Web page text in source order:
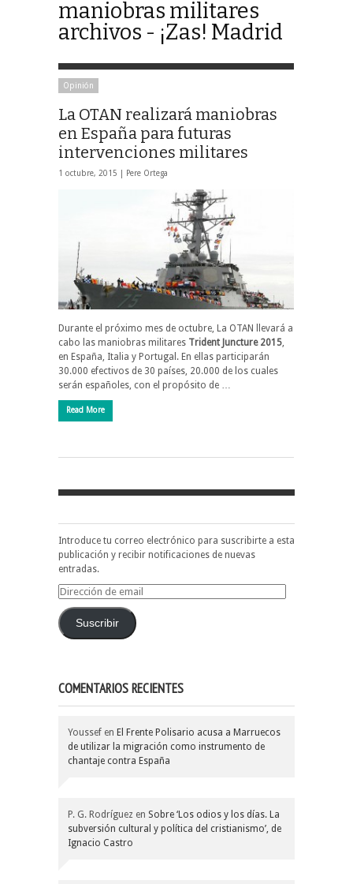
maniobras militares
archivos - ¡Zas! Madrid
Opinión
La OTAN realizará maniobras
en España para futuras
intervenciones militares
1 octubre, 2015 | Pere Ortega
Durante el próximo mes de octubre, La OTAN llevará a
cabo las maniobras militares Trident Juncture 2015,
en España, Italia y Portugal. En ellas participarán
30.000 efectivos de 30 países, 20.000 de los cuales
serán españoles, con el propósito de …
Read More
Introduce tu correo electrónico para suscribirte a esta
publicación y recibir notificaciones de nuevas
entradas.
Dirección
emailSuscribir
COMENTARIOS RECIENTES
Youssef en El Frente Polisario acusa a Marruecos
de utilizar la migración como instrumento de
chantaje contra España
P. G. Rodríguez en Sobre ‘Los odios y los días. La
subversión cultural y política del cristianismo’, de
Ignacio Castro